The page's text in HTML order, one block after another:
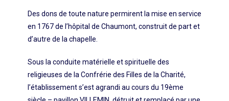
Des dons de toute nature permirent la mise en service
en 1767 de l’hôpital de Chaumont, construit de part et
d’autre de la chapelle.
Sous la conduite matérielle et spirituelle des
religieuses de la Confrérie des Filles de la Charité,
l’établissement s’est agrandi au cours du 19ème